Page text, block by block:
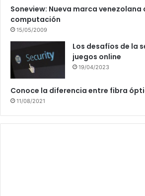
Soneview: Nueva marca venezolana
computación
15/05/2009
Los desafíos de la
juegos online
19/04/2023
Conoce la diferencia entre fibra
11/08/2021